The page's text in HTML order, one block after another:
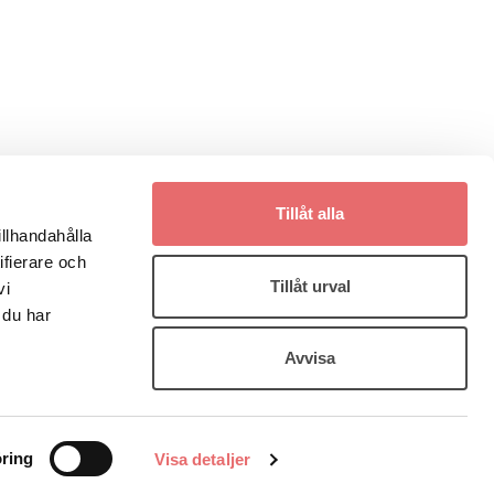
och
har
Visa detaljer
Tillåt alla
Tillåt urval
Avvisa
Prenumerera på våra
* Genom att prenumerera accepterar du
att vi hanterar din epost och gör utskick.